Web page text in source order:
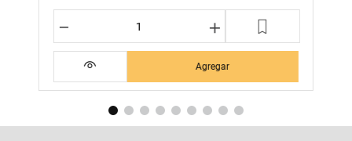
＋
－
Agregar